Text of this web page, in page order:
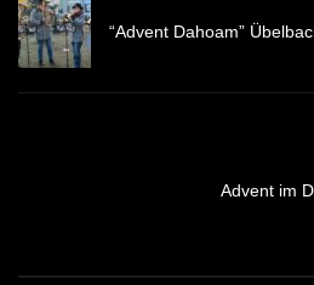
“Advent Dahoam”
Advent im